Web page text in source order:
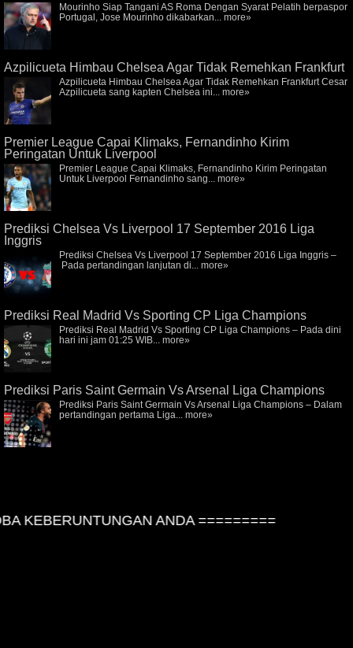
Mourinho Siap Tangani AS Roma Dengan Syarat Pelatih berpaspor
Portugal, Jose Mourinho dikabarkan... more»
Azpilicueta Himbau Chelsea Agar Tidak Remehkan Frankfurt
Azpilicueta Himbau Chelsea Agar Tidak Remehkan Frankfurt Cesar
Azpilicueta sang kapten Chelsea ini... more»
Premier League Capai Klimaks, Fernandinho Kirim
Peringatan Untuk Liverpool
Premier League Capai Klimaks, Fernandinho Kirim Peringatan
Untuk Liverpool Fernandinho sang... more»
Prediksi Chelsea Vs Liverpool 17 September 2016 Liga
Inggris
Prediksi Chelsea Vs Liverpool 17 September 2016 Liga Inggris –
Pada pertandingan lanjutan di... more»
Prediksi Real Madrid Vs Sporting CP Liga Champions
Prediksi Real Madrid Vs Sporting CP Liga Champions – Pada dini
hari ini jam 01:25 WIB... more»
Prediksi Paris Saint Germain Vs Arsenal Liga Champions
Prediksi Paris Saint Germain Vs Arsenal Liga Champions – Dalam
pertandingan pertama Liga... more»
KEBERUNTUNGAN ANDA =========